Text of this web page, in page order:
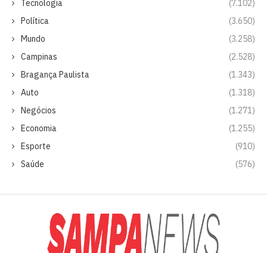
Tecnologia
(7.102)
Política
(3.650)
Mundo
(3.258)
Campinas
(2.528)
Bragança Paulista
(1.343)
Auto
(1.318)
Negócios
(1.271)
Economia
(1.255)
Esporte
(910)
Saúde
(576)